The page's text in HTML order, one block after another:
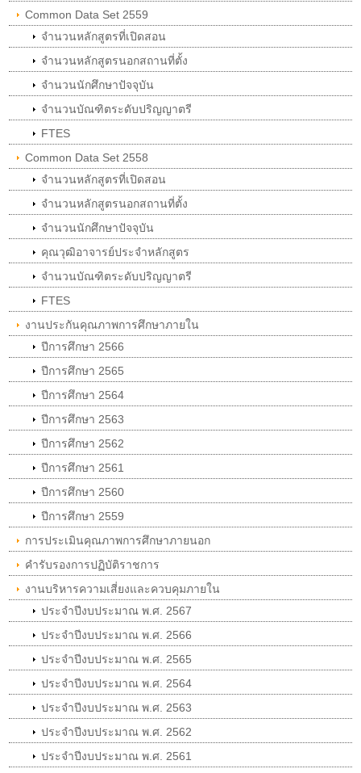
Common Data Set 2559
จำนวนหลักสูตรที่เปิดสอน
จำนวนหลักสูตรนอกสถานที่ตั้ง
จำนวนนักศึกษาปัจจุบัน
จำนวนบัณฑิตระดับปริญญาตรี
FTES
Common Data Set 2558
จำนวนหลักสูตรที่เปิดสอน
จำนวนหลักสูตรนอกสถานที่ตั้ง
จำนวนนักศึกษาปัจจุบัน
คุณวุฒิอาจารย์ประจำหลักสูตร
จำนวนบัณฑิตระดับปริญญาตรี
FTES
งานประกันคุณภาพการศึกษาภายใน
ปีการศึกษา 2566
ปีการศึกษา 2565
ปีการศึกษา 2564
ปีการศึกษา 2563
ปีการศึกษา 2562
ปีการศึกษา 2561
ปีการศึกษา 2560
ปีการศึกษา 2559
การประเมินคุณภาพการศึกษาภายนอก
คำรับรองการปฏิบัติราชการ
งานบริหารความเสี่ยงและควบคุมภายใน
ประจำปีงบประมาณ พ.ศ. 2567
ประจำปีงบประมาณ พ.ศ. 2566
ประจำปีงบประมาณ พ.ศ. 2565
ประจำปีงบประมาณ พ.ศ. 2564
ประจำปีงบประมาณ พ.ศ. 2563
ประจำปีงบประมาณ พ.ศ. 2562
ประจำปีงบประมาณ พ.ศ. 2561